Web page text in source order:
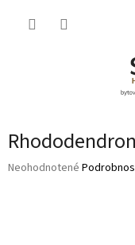
Priemerné
Neohodnotené